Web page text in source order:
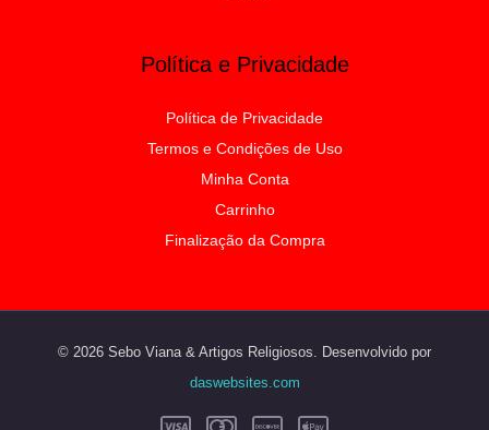
Política e Privacidade
Política de Privacidade
Termos e Condições de Uso
Minha Conta
Carrinho
Finalização da Compra
© 2026 Sebo Viana & Artigos Religiosos. Desenvolvido por
daswebsites.com